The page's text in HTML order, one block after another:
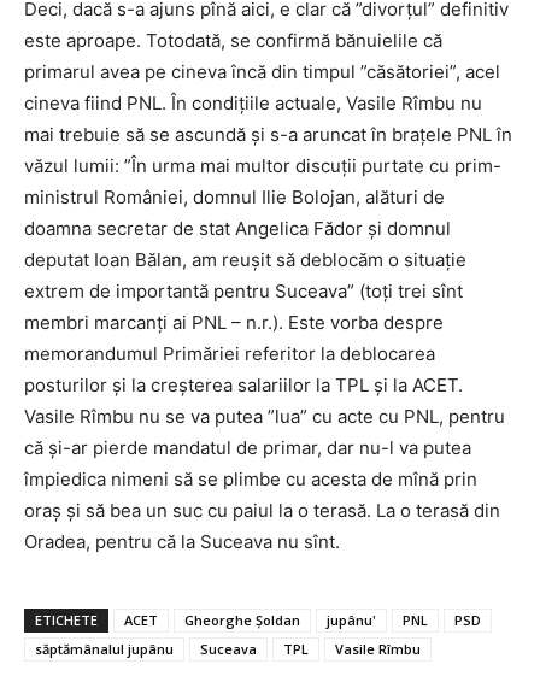
Deci, dacă s-a ajuns pînă aici, e clar că ”divorțul” definitiv
este aproape. Totodată, se confirmă bănuielile că
primarul avea pe cineva încă din timpul ”căsătoriei”, acel
cineva fiind PNL. În condițiile actuale, Vasile Rîmbu nu
mai trebuie să se ascundă și s-a aruncat în brațele PNL în
văzul lumii: ”În urma mai multor discuții purtate cu prim-
ministrul României, domnul Ilie Bolojan, alături de
doamna secretar de stat Angelica Fădor și domnul
deputat Ioan Bălan, am reușit să deblocăm o situație
extrem de importantă pentru Suceava” (toți trei sînt
membri marcanți ai PNL – n.r.). Este vorba despre
memorandumul Primăriei referitor la deblocarea
posturilor și la creșterea salariilor la TPL și la ACET.
Vasile Rîmbu nu se va putea ”lua” cu acte cu PNL, pentru
că și-ar pierde mandatul de primar, dar nu-l va putea
împiedica nimeni să se plimbe cu acesta de mînă prin
oraș și să bea un suc cu paiul la o terasă. La o terasă din
Oradea, pentru că la Suceava nu sînt.
ETICHETE ACET Gheorghe Șoldan jupânu' PNL
PSD
săptămânalul jupânu
Suceava TPL Vasile Rîmbu